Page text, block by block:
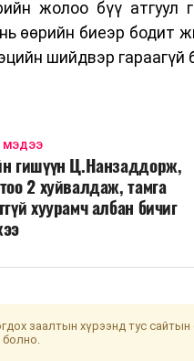
жолоо бүү атгуул
өөрийн биеэр бодит
шийдвэр гараагүй
МЭДЭЭ
гишүүн Ц.Нанзаддорж,
2 хуйвалдаж, тамга
хуурамч албан бичиг
заалтын хүрээнд тус сайтын
болно.